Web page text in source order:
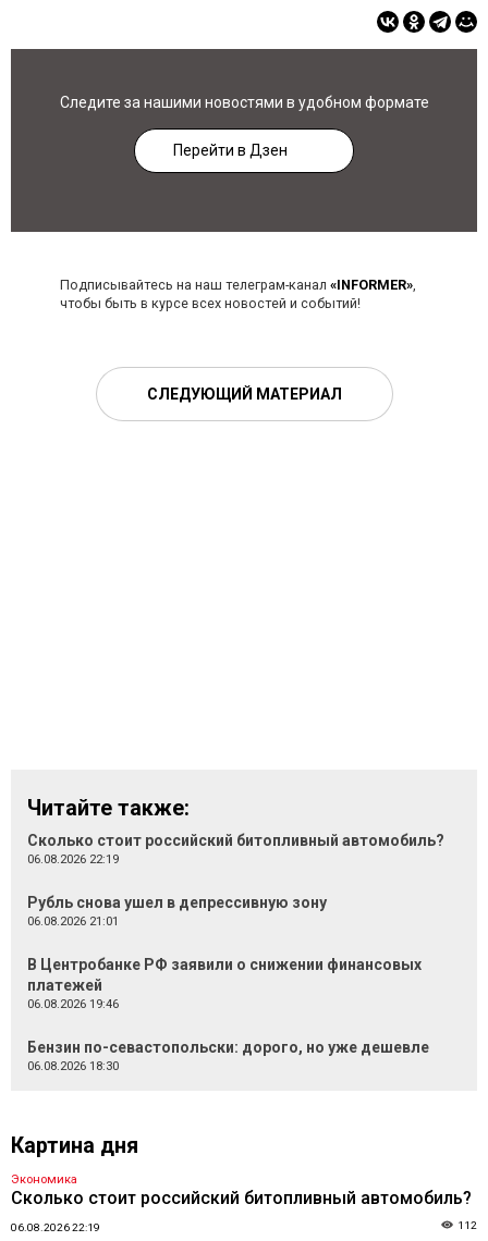
Следите за нашими новостями в удобном формате
Перейти в Дзен
Подписывайтесь на наш телеграм-канал «INFORMER»,
чтобы быть в курсе всех новостей и событий!
СЛЕДУЮЩИЙ МАТЕРИАЛ
Читайте также:
Сколько стоит российский битопливный автомобиль?
06.08.2026 22:19
Рубль снова ушел в депрессивную зону
06.08.2026 21:01
В Центробанке РФ заявили о снижении финансовых
платежей
06.08.2026 19:46
Бензин по-севастопольски: дорого, но уже дешевле
06.08.2026 18:30
Картина дня
Экономика
Сколько стоит российский битопливный автомобиль?
06.08.2026 22:19 112